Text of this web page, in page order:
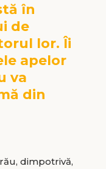
în
de
lor. Îi
apelor
va
din
dimpotrivă,